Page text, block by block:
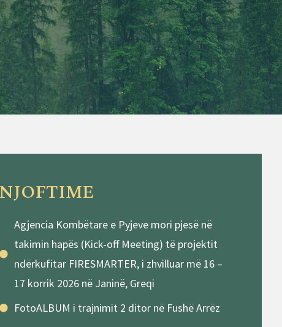
NJOFTIME
Agjencia Kombëtare e Pyjeve mori pjesë në
takimin hapës (Kick-off Meeting) të projektit
ndërkufitar FIRESMARTER, i zhvilluar më 16 –
17 korrik 2026 në Janinë, Greqi
FotoALBUM i trajnimit 2 ditor në Fushë Arrëz